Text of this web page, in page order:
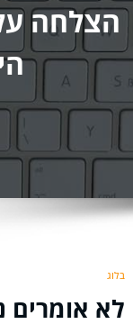
הצלחה
בלוג
לא אומרים